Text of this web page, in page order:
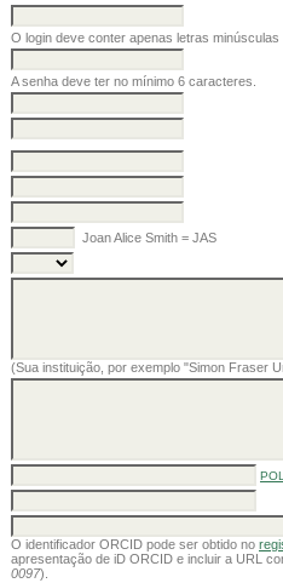
O login deve conter apenas letras
A senha deve ter no mínimo 6 caracteres.
Joan Alice Smith = JAS
(Sua instituição, por exemplo "Simon Fraser
O identificador ORCID pode ser obtido no
apresentação de iD ORCID e incluir a URL
0097).